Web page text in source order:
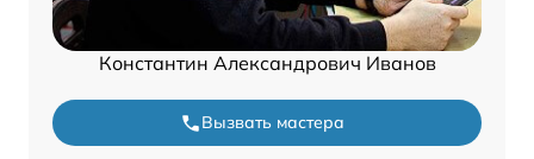
Константин Александрович Иванов
Вызвать мастера